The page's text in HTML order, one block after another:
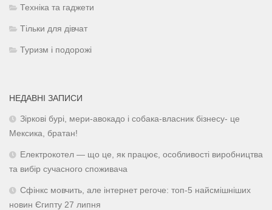
Техніка та гаджети
Тільки для дівчат
Туризм і подорожі
НЕДАВНІ ЗАПИСИ
Зіркові бурі, мери-авокадо і собака-власник бізнесу- це
Мексика, братан!
Електрокотел — що це, як працює, особливості виробництва
та вибір сучасного споживача
Сфінкс мовчить, але інтернет регоче: топ-5 найсмішніших
новин Єгипту 27 липня